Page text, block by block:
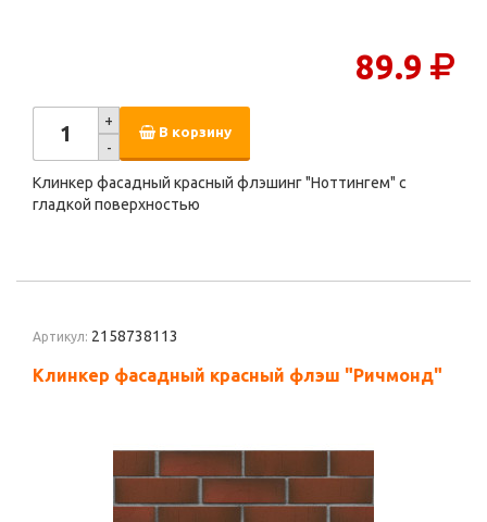
89.9
+
-
В корзину
Клинкер фасадный красный флэшинг "Ноттингем" с
гладкой поверхностью
Артикул: 2158738113
Клинкер фасадный красный флэш "Ричмонд"